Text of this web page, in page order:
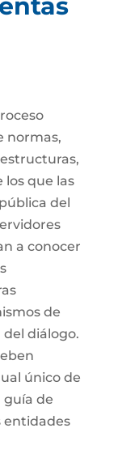
normas,
que las
del
a conocer
de
diálogo.
único de
guía de
entidades